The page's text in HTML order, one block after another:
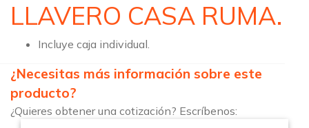
LLAVERO CASA RUMA.
Incluye caja individual.
¿Necesitas más información sobre este
producto?
¿Quieres obtener una cotización? Escríbenos: